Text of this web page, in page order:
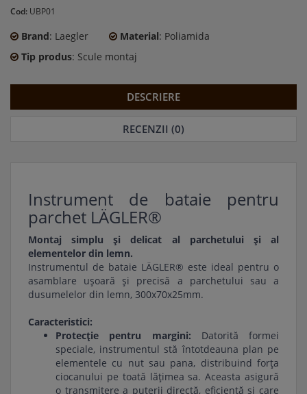
Cod: UBP01
Brand: Laegler Material: Poliamida
Tip produs: Scule montaj
DESCRIERE
RECENZII (0)
Instrument de bataie pentru
parchet LÄGLER®
Montaj simplu și delicat al parchetului și al
elementelor din lemn.
Instrumentul de bataie LÄGLER® este ideal pentru o
asamblare ușoară și precisă a parchetului sau a
dusumelelor din lemn, 300x70x25mm.
Caracteristici:
Protecție pentru margini: Datorită formei
speciale, instrumentul stă întotdeauna plan pe
elementele cu nut sau pana, distribuind forța
ciocanului pe toată lățimea sa. Aceasta asigură
o transmitere a puterii directă, eficientă și care